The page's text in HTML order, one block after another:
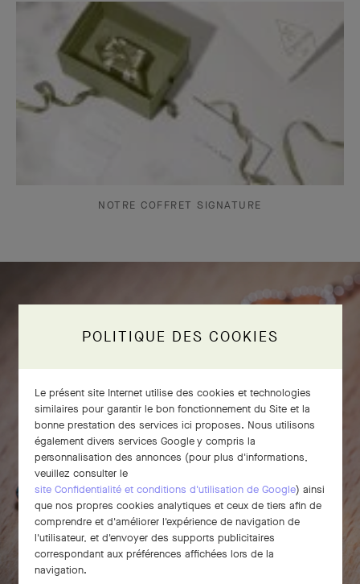
NOTRE COFFRET SIGNATURE
POLITIQUE DES COOKIES
Le présent site Internet utilise des cookies et technologies
similaires pour garantir le bon fonctionnement du Site et la
bonne prestation des services ici proposes. Nous utilisons
également divers services Google y compris la
personnalisation des annonces (pour plus d'informations,
veuillez consulter le
site Confidentialité et conditions d'utilisation de Google) ainsi
que nos propres cookies analytiques et ceux de tiers afin de
comprendre et d'améliorer l'expérience de navigation de
l'utilisateur, et d'envoyer des supports publicitaires
correspondant aux préférences affichées lors de la
navigation.